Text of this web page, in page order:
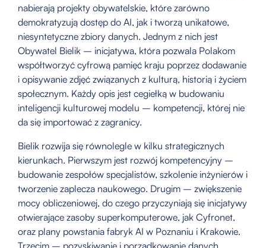
nabierają projekty obywatelskie, które zarówno
demokratyzują dostęp do AI, jak i tworzą unikatowe,
niesyntetyczne zbiory danych. Jednym z nich jest
Obywatel Bielik – inicjatywa, która pozwala Polakom
współtworzyć cyfrową pamięć kraju poprzez dodawanie
i opisywanie zdjęć związanych z kulturą, historią i życiem
społecznym. Każdy opis jest cegiełką w budowaniu
inteligencji kulturowej modelu – kompetencji, której nie
da się importować z zagranicy.
Bielik rozwija się równolegle w kilku strategicznych
kierunkach. Pierwszym jest rozwój kompetencyjny –
budowanie zespołów specjalistów, szkolenie inżynierów i
tworzenie zaplecza naukowego. Drugim – zwiększenie
mocy obliczeniowej, do czego przyczyniają się inicjatywy
otwierające zasoby superkomputerowe, jak Cyfronet,
oraz plany powstania fabryk AI w Poznaniu i Krakowie.
Trzecim – pozyskiwanie i porządkowanie danych